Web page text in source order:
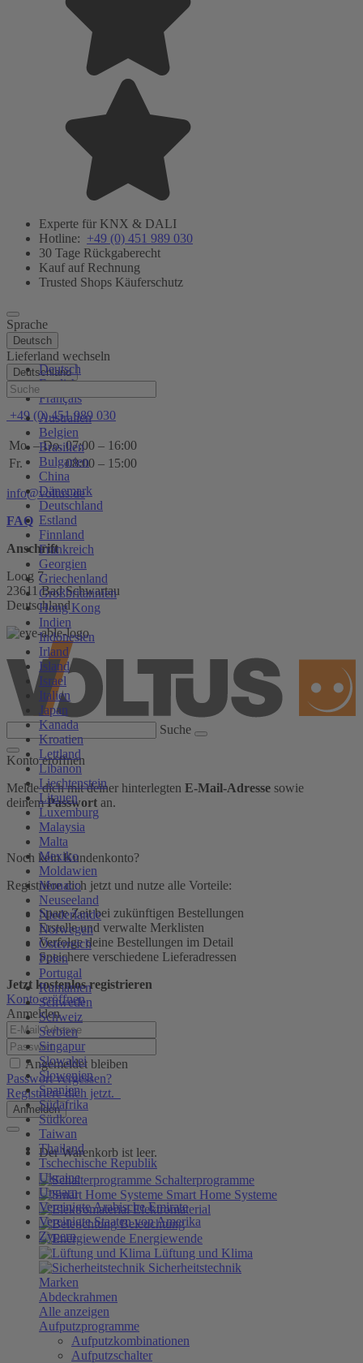
Experte für KNX & DALI
Hotline: +49 (0) 451 989 030
30 Tage Rückgaberecht
Kauf auf Rechnung
Trusted Shops Käuferschutz
Sprache
Deutsch
Deutsch
English
Français
Lieferland wechseln
Deutschland
Australien
Belgien
Brasilien
Bulgarien
China
Dänemark
Deutschland
Estland
Finnland
Frankreich
Georgien
Griechenland
Großbritannien
Hong Kong
Indien
Indonesien
Irland
Island
Israel
Italien
Japan
Kanada
Kroatien
Lettland
Libanon
Liechtenstein
Litauen
Luxemburg
Malaysia
Malta
Mexiko
Moldawien
Monaco
Neuseeland
Niederlande
Norwegen
Österreich
Polen
Portugal
Rumänien
Schweden
Schweiz
Serbien
Singapur
Slowakei
Slowenien
Spanien
Südafrika
Südkorea
Taiwan
Thailand
Tschechische Republik
Ukraine
Ungarn
Vereinigte Arabische Emirate
Vereinigte Staaten von Amerika
Zypern
Hilfe
+49 (0) 451 989 030
Mo. – Do. 07:00 – 16:00
Fr.
08:00 – 15:00
info@voltus.de
FAQ
Anschrift
Loog 7
23611 Bad Schwartau
Deutschland
Suche
Konto eröffnen
Melde dich mit deiner hinterlegten E-Mail-Adresse sowie
deinemPasswort an.
Noch kein Kundenkonto?
Registriere dich jetzt und nutze alle Vorteile:
Spare Zeit bei zukünftigen Bestellungen
Erstelle und verwalte Merklisten
Verfolge deine Bestellungen im Detail
Speichere verschiedene Lieferadressen
Jetzt kostenlos registrieren
Konto eröffnen
Anmelden
Angemeldet bleiben
Passwort vergessen?
Registriere dich jetzt.
Anmelden
Der Warenkorb ist leer.
Schalterprogramme
Smart Home Systeme
Elektromaterial
Beleuchtung
Energiewende
Lüftung und Klima
Sicherheitstechnik
Marken
Abdeckrahmen
Alle anzeigen
Aufputzprogramme
Aufputzkombinationen
Aufputzschalter